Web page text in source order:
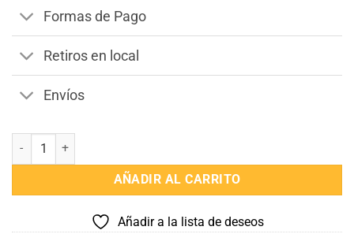
Formas de Pago
Retiros en local
Envíos
Conservadora 6 litros cantidad
AÑADIR AL CARRITO
Añadir a la lista de deseos